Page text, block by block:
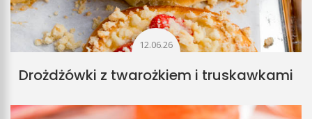
12.06.26
Drożdżówki z twarożkiem i truskawkami